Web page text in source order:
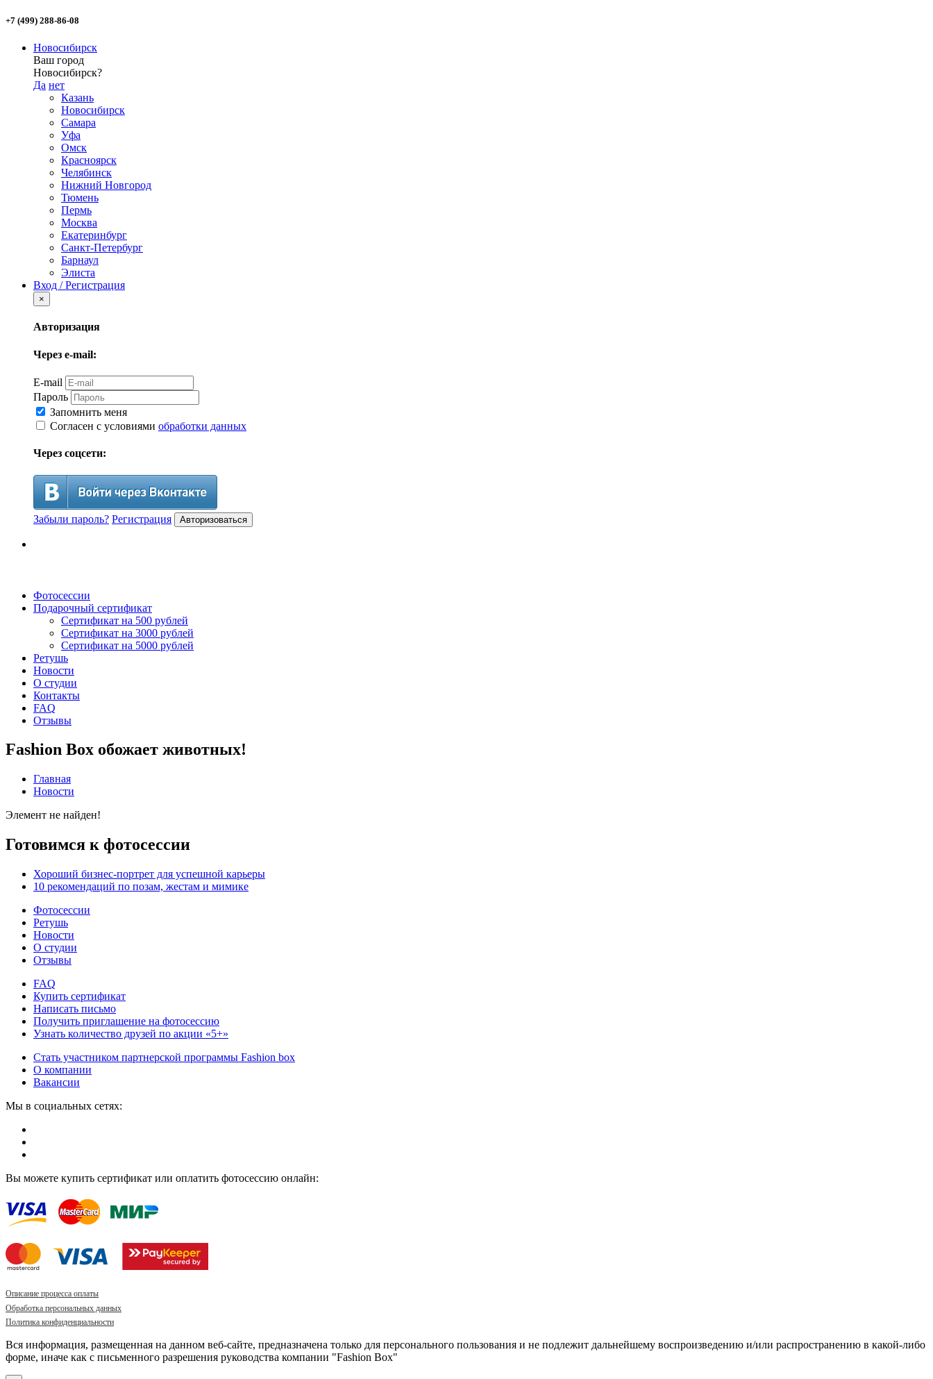
+7 (499) 288-86-08
Новосибирск
Ваш город
Новосибирск?
Да нет
Казань
Новосибирск
Самара
Уфа
Омск
Красноярск
Челябинск
Нижний Новгород
Тюмень
Пермь
Москва
Екатеринбург
Санкт-Петербург
Барнаул
Элиста
Вход / Регистрация
×
Авторизация
Через e-mail:
E-mail
Пароль
Запомнить меня
Согласен с условиями обработки данных
Через соцсети:
Забыли пароль? Регистрация Авторизоваться
Фотосессии
Подарочный сертификат
Сертификат на 500 рублей
Сертификат на 3000 рублей
Сертификат на 5000 рублей
Ретушь
Новости
О студии
Контакты
FAQ
Отзывы
Fashion Box обожает животных!
Главная
Новости
Элемент не найден!
Готовимся к фотосессии
Хороший бизнес-портрет для успешной карьеры
10 рекомендаций по позам, жестам и мимике
Фотосессии
Ретушь
Новости
О студии
Отзывы
FAQ
Купить сертификат
Написать письмо
Получить приглашение на фотосессию
Узнать количество друзей по акции «5+»
Стать участником партнерской программы Fashion box
О компании
Вакансии
Мы в социальных сетях:
Вы можете купить сертификат или оплатить фотосессию онлайн:
Описание процесса оплаты
Обработка персональных данных
Политика конфиденциальности
Вся информация, размещенная на данном веб-сайте, предназначена только для персонального пользования и не подлежит дальнейшему воспроизведению и/или распространению в какой-либо
форме, иначе как с письменного разрешения руководства компании "Fashion Box"